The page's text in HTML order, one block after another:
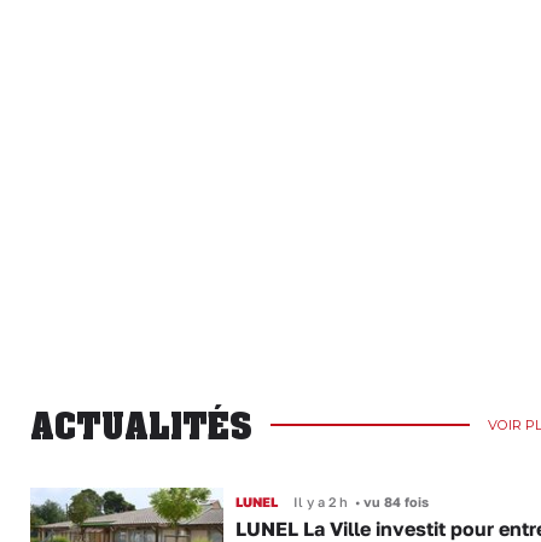
ACTUALITÉS VOIR
LUNEL Il y a 2 h •vu 84 fois
LUNEL La Ville investit pour